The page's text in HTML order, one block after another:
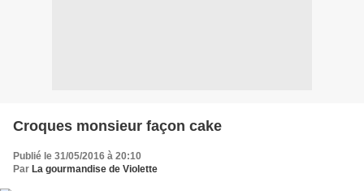
Croques monsieur façon cake
Publié le 31/05/2016 à 20:10
Par La gourmandise de Violette